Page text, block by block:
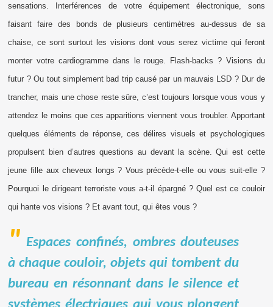
sensations. Interférences de votre équipement électronique, sons
faisant faire des bonds de plusieurs centimètres au-dessus de sa
chaise, ce sont surtout les visions dont vous serez victime qui feront
monter votre cardiogramme dans le rouge. Flash-backs ? Visions du
futur ? Ou tout simplement bad trip causé par un mauvais LSD ? Dur de
trancher, mais une chose reste sûre, c’est toujours lorsque vous vous y
attendez le moins que ces apparitions viennent vous troubler. Apportant
quelques éléments de réponse, ces délires visuels et psychologiques
propulsent bien d’autres questions au devant la scène. Qui est cette
jeune fille aux cheveux longs ? Vous précède-t-elle ou vous suit-elle ?
Pourquoi le dirigeant terroriste vous a-t-il épargné ? Quel est ce couloir
qui hante vos visions ? Et avant tout, qui êtes vous ?
Espaces confinés, ombres douteuses
à chaque couloir, objets qui tombent du
bureau en résonnant dans le silence et